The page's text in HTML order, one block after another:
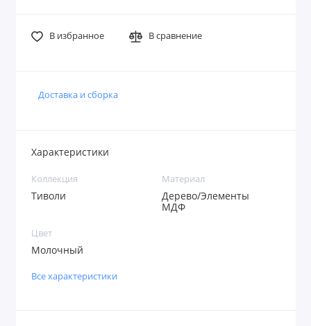
В избранное В сравнение
Доставка и сборка
Характеристики
Коллекция
Тиволи
Материал
Дерево/Элементы
МДФ
Цвет
Молочный
Все характеристики